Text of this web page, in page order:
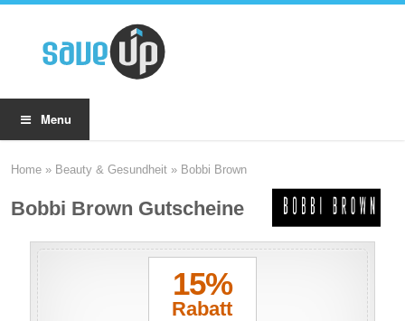
Menu
Home » Beauty & Gesundheit » Bobbi Brown
Bobbi Brown Gutscheine
15%
Rabatt